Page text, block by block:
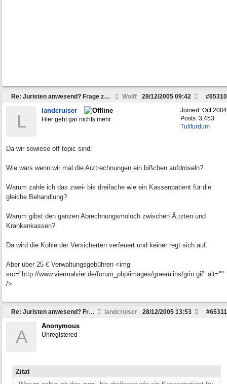
Re: Juristen anwesend? Frage zu Strafzettel Wolff #65310
28/12/2005 09:42
Joined: Oct 2004
Posts: 3,453
Tulifurdum
L
landcruiser
Hier geht gar nichts mehr
Da wir sowieso off topic sind:
Wie wärs wenn wir mal die Arztrechnungen ein bißchen aufdröseln?
Warum zahle ich das zwei- bis dreifache wie ein Kassenpatient für die
gleiche Behandlung?
Warum gibst den ganzen Abrechnungsmoloch zwischen Ã„rzten und
Krankenkassen?
Da wird die Kohle der Versicherten verfeuert und keiner regt sich auf.
Aber über 25 € Verwaltungsgebühren <img
src="http://www.viermalvier.de/forum_php/images/graemlins/grin.gif" alt=""
/>
Re: Juristen anwesend? Frage zu Strafzettel landcruiser #65311
28/12/2005 13:53
A
Anonymous
Unregistered
Zitat